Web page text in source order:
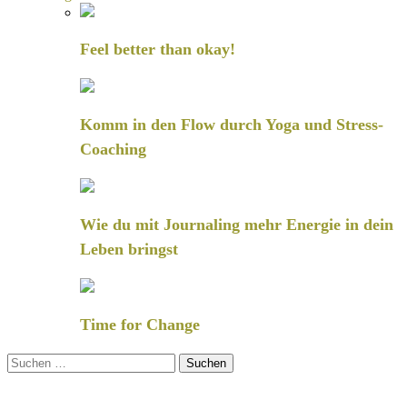
Feel better than okay!
Komm in den Flow durch Yoga und Stress-
Coaching
Wie du mit Journaling mehr Energie in dein
Leben bringst
Time for Change
Suchen
nach: